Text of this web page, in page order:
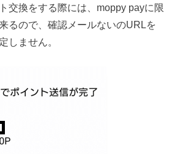
交換をする際には、moppy payに限
るので、確認メールないのURLを
しません。